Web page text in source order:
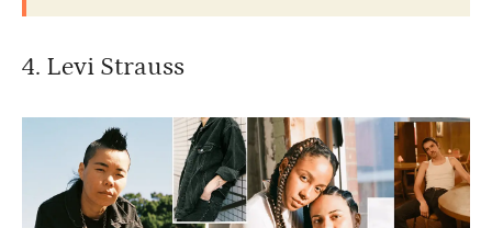
4. Levi Strauss